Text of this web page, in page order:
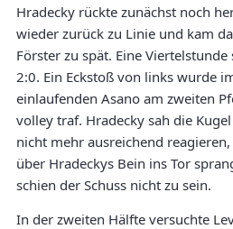
Hradecky rückte zunächst noch
wieder zurück zu Linie und kam
Förster zu spät. Eine
2:0. Ein Eckstoß von links wurde
einlaufenden Asano am zweiten
volley traf. Hradecky sah die
nicht mehr ausreichend
über Hradeckys Bein ins Tor
schien der Schuss nicht zu sein.
In der zweiten Hälfte versuchte